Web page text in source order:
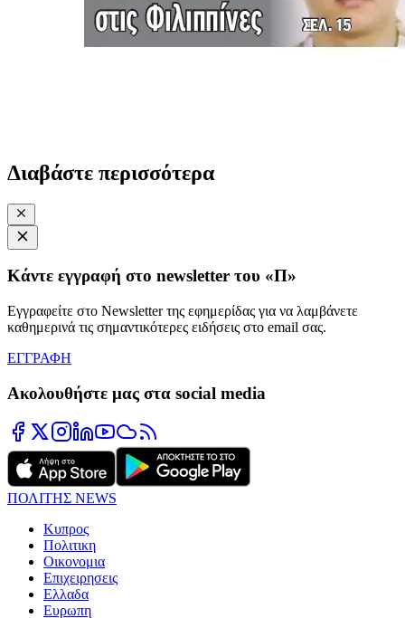
Διαβάστε περισσότερα
Κάντε εγγραφή στο newsletter του «Π»
Εγγραφείτε στο Newsletter της εφημερίδας για να λαμβάνετε
καθημερινά τις σημαντικότερες ειδήσεις στο email σας.
ΕΓΓΡΑΦΗ
Ακολουθήστε μας στα social media
ΠΟΛΙΤΗΣ NEWS
Κυπρος
Πολιτικη
Οικονομια
Επιχειρησεις
Ελλαδα
Ευρωπη